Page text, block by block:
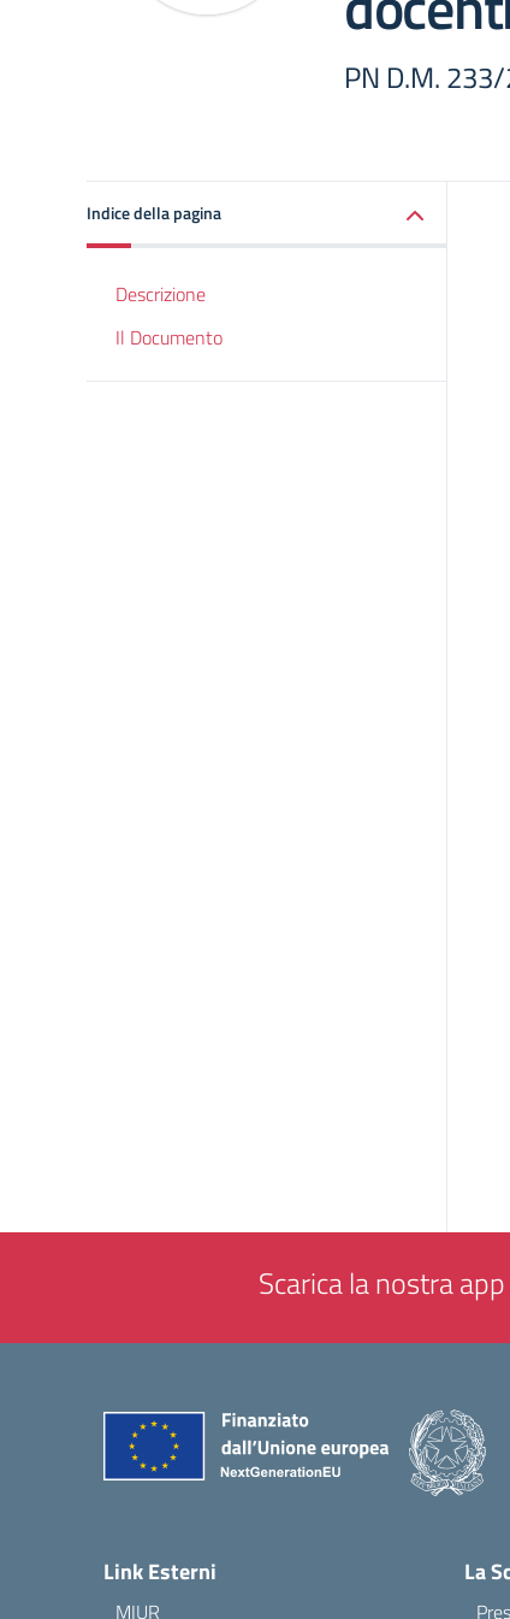
PN D.M.
Indice della pagina
Descrizione
Il Documento
Scarica la nostra
Link Esterni
MIUR
La